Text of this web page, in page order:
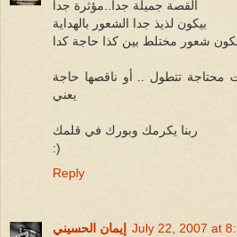
القصة جميلة جدا..مؤثرة جدا
بيكون لذيذ جدا الشعور بالهداية
شعور مختلط بين كذا حاجة كدا
محتاجة تتطول .. أو ناقصها حاجة
يعني
ربنا يكرمك وبورك في قلمك
:)
Reply
إيمان الحسيني
July 22, 2007 at